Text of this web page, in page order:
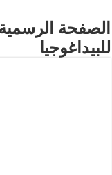
الصفحة الرسمية
للبيداغوجيا